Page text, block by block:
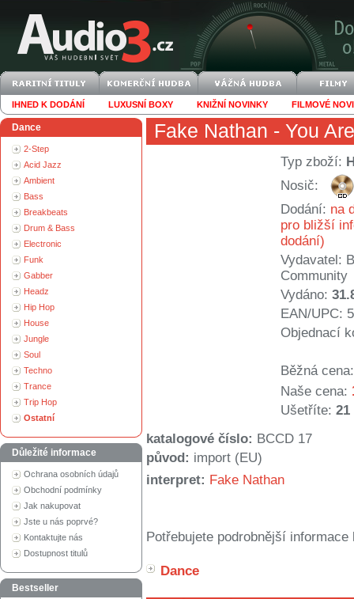
IHNED K DODÁNÍ LUXUSNÍ BOXY KNIŽNÍ NOVINKY FILMOVÉ
Dance
2-Step
Acid Jazz
Ambient
Bass
Breakbeats
Drum & Bass
Electronic
Funk
Gabber
Headz
Hip Hop
House
Jungle
Soul
Techno
Trance
Trip Hop
Ostatní
Důležité informace
Ochrana osobních údajů
Obchodní podmínky
Jak nakupovat
Jste u nás poprvé?
Kontaktujte nás
Dostupnost titulů
Bestseller
Fake Nathan - You
Typ zboží:
Nosič:
Dodání: na
pro bližší
dodání)
Vydavatel:
Community
Vydáno:
EAN/UPC:
Objednací
Běžná cena:
Naše cena:
Ušetříte: 21
katalogové číslo: BCCD 17
původ: import (EU)
interpret: Fake Nathan
Potřebujete podrobnější
Dance